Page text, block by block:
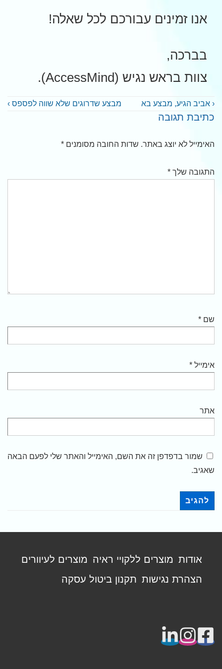
אנו זמינים עבורכם לכל שאלה!
בברכה,
צוות בראש נגיש (AccessMind).
ניווט
המאמר
הקודם
‹ אביב הגיע, מבצע בא
המאמר
מבצע שדרוגים שלא שווה לפספס ›
כתיבת תגובה
האימייל לא יוצג באתר. שדות החובה מסומנים*
התגובה שלך*
שם *
אימייל *
אתר
שמור בדפדפן זה את השם, האימייל והאתר שלי לפעם הבאה
שאגיב.
תפריט
פוטר
אודות מוצרים ללקויי ראיה מוצרים לעיוורים
הצהרת נגישות תקנון ביטול עסקה